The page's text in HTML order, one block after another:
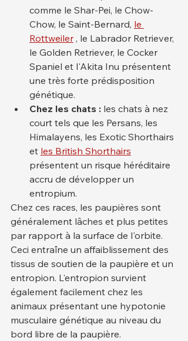
comme le Shar-Pei, le Chow-
Chow, le Saint-Bernard, le
Rottweiler , le Labrador Retriever,
le Golden Retriever, le Cocker
Spaniel et l'Akita Inu présentent
une très forte prédisposition
génétique.
Chez les chats : les chats à nez
court tels que les Persans, les
Himalayens, les Exotic Shorthairs
et les British Shorthairs
présentent un risque héréditaire
accru de développer un
entropium.
Chez ces races, les paupières sont
généralement lâches et plus petites
par rapport à la surface de l'orbite.
Ceci entraîne un affaiblissement des
tissus de soutien de la paupière et un
entropion. L'entropion survient
également facilement chez les
animaux présentant une hypotonie
musculaire génétique au niveau du
bord libre de la paupière.